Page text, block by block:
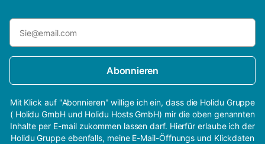
Abonnieren
Mit Klick auf "Abonnieren" willige ich ein, dass die Holidu Gruppe
( Holidu GmbH und Holidu Hosts GmbH) mir die oben genannten
Inhalte per E-mail zukommen lassen darf. Hierfür erlaube ich der
Holidu Gruppe ebenfalls, meine E-Mail-Öffnungs und Klickdaten